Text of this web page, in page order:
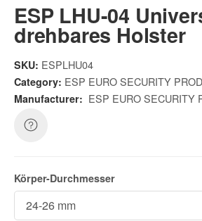
ESP LHU-04
drehbares Holster
SKU: ESPLHU04
Category: ESP EURO SECURITY
Manufacturer: ESP EURO SECURITY
Körper-Durchmesser